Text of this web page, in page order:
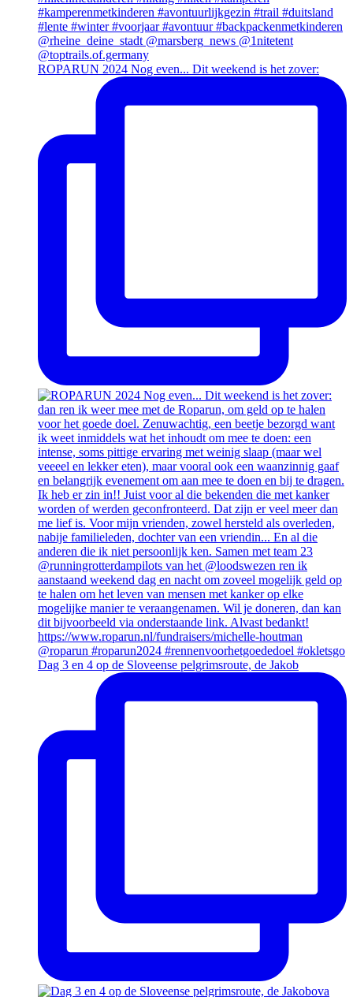
ROPARUN 2024 Nog even... Dit weekend is het zover:
Dag 3 en 4 op de Sloveense pelgrimsroute, de Jakob